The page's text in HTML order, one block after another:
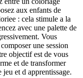
aux enfants de
: cela stimule a la
avec une palette de
Vous
une session
objectif est de vous
et de transformer
et d apprentissage.